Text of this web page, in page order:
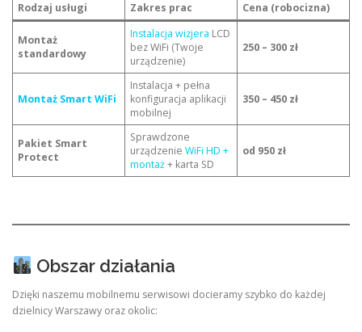
Rodzaj usługi Zakres prac Cena (robocizna)
Montaż
standardowy
Instalacja wizjera LCD
bez WiFi (Twoje
urządzenie)
250 – 300 zł
Montaż Smart WiFi
Instalacja + pełna
konfiguracja aplikacji
mobilnej
350 – 450 zł
Pakiet Smart
Protect
Sprawdzone
urządzenieWiFi HD +
montaż+ karta SD
od 950 zł
Obszar działania
Dzięki naszemu mobilnemu serwisowi docieramy szybko do każdej
dzielnicy Warszawy oraz okolic: